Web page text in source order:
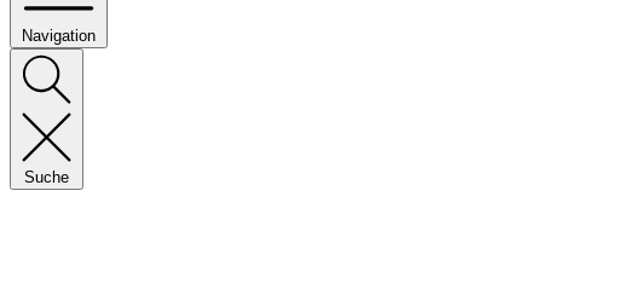
Navigation
Suche